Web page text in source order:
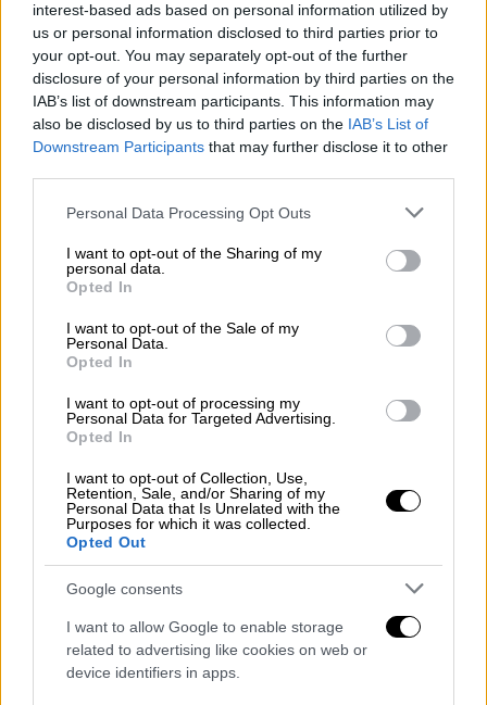
interest-based ads based on personal information utilized by
us or personal information disclosed to third parties prior to
your opt-out. You may separately opt-out of the further
disclosure of your personal information by third parties on the
IAB’s list of downstream participants. This information may
also be disclosed by us to third parties on the IAB’s List of
Downstream Participants that may further disclose it to other
Please note that this website/app uses one or more Google
not limited to your visit or usage behaviour. You may click to
grant or deny consent to Google and its third-party tags to
use your data for below specified purposes in below Google
consent section.
Personal Data Processing Opt Outs
I want to opt-out of the Sharing of my
personal data.
Opted In
I want to opt-out of the Sale of my
Personal Data.
Opted In
I want to opt-out of processing my
Personal Data for Targeted Advertising.
Opted In
I want to opt-out of Collection, Use,
Retention, Sale, and/or Sharing of my
Personal Data that Is Unrelated with the
Purposes for which it was collected.
Opted Out
Google consents
I want to allow Google to enable storage
related to advertising like cookies on web or
device identifiers in apps.
Lifestyle|21.04.2026 10:32
«Εκρηκτική» για άλλη μια φορά η
Τζένιφερ Λόπεζ: Το εντυπωσιακό
performance που κάνει χαμό στα
social
Ο λόγος του «κοψίματος»
Σύμφωνα με το Entertainment Weekly, η
28χρονηηθοποιόςείχε γυρίσει μια σκηνή
διάρκειας περίπου τριών λεπτών, η οποία
προοριζόταν για την έναρξη της ταινίας
Ωστόσο, στο στάδιο του μοντάζ κρίθηκε ότι
«δεν λειτουργούσε» στο σύνολο της
λόγους δομής.
Sydney Sweeney Isn't the Only 'Devil
Wears Prada 2' Cameo That Got Cut
as Anna Wintour and More Also Left
Outhttps://t.co/TWyTCfyGNy
— Variety (@Variety)